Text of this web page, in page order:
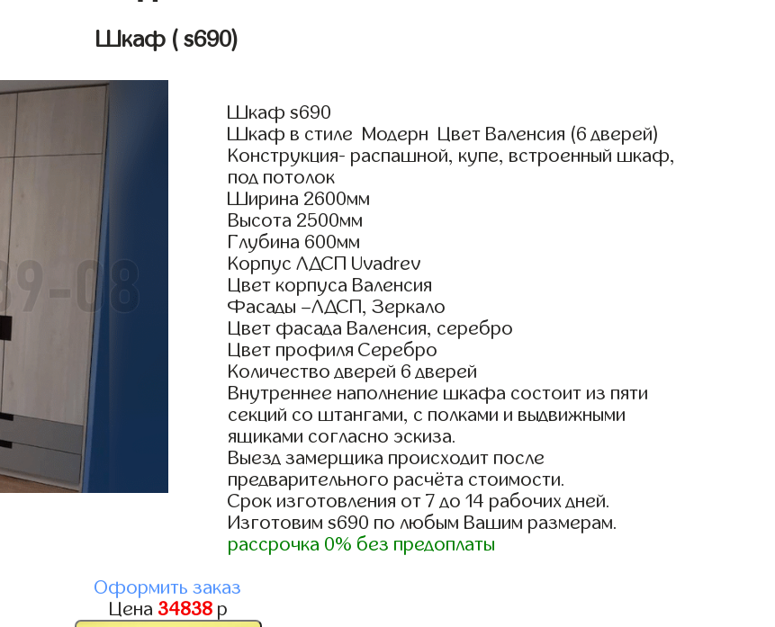
Шкаф ( s690)
Шкаф s690
Шкаф в стиле Модерн Цвет Валенсия (6 дверей)
Конструкция- распашной, купе, встроенный шкаф,
под потолок
Ширина 2600мм
Высота 2500мм
Глубина 600мм
Корпус ЛДСП Uvadrev
Цвет корпуса Валенсия
Фасады –ЛДСП, Зеркало
Цвет фасада Валенсия, серебро
Цвет профиля Серебро
Количество дверей 6 дверей
Внутреннее наполнение шкафа состоит из пяти
секций со штангами, с полками и выдвижными
ящиками согласно эскиза.
Выезд замерщика происходит после
предварительного расчёта стоимости.
Срок изготовления от 7 до 14 рабочих дней.
Изготовим s690 по любым Вашим размерам.
рассрочка 0% без предоплаты
Оформить заказ
Цена 34838р